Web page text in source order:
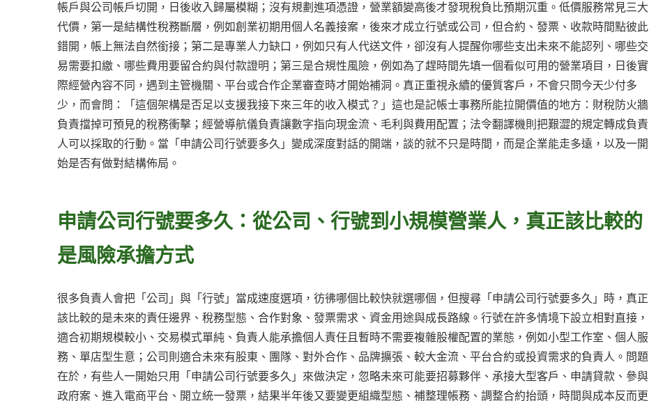
帳戶與公司帳戶切開，日後收入歸屬模糊；沒有規劃進項憑證，營業額變高後才發現稅負比預期沉重。低價服務常見三大
代價，第一是結構性稅務斷層，例如創業初期用個人名義接案，後來才成立行號或公司，但合約、發票、收款時間點彼此
錯開，帳上無法自然銜接；第二是專業人力缺口，例如只有人代送文件，卻沒有人提醒你哪些支出未來不能認列、哪些交
易需要扣繳、哪些費用要留合約與付款證明；第三是合規性風險，例如為了趕時間先填一個看似可用的營業項目，日後實
際經營內容不同，遇到主管機關、平台或合作企業審查時才開始補洞。真正重視永續的優質客戶，不會只問今天少付多
少，而會問：「這個架構是否足以支援我接下來三年的收入模式？」這也是記帳士事務所能拉開價值的地方：財稅防火牆
負責擋掉可預見的稅務衝擊；經營導航儀負責讓數字指向現金流、毛利與費用配置；法令翻譯機則把艱澀的規定轉成負責
人可以採取的行動。當「申請公司行號要多久」變成深度對話的開端，談的就不只是時間，而是企業能走多遠，以及一開
始是否有做對結構佈局。
申請公司行號要多久：從公司、行號到小規模營業人，真正該比較的
是風險承擔方式
很多負責人會把「公司」與「行號」當成速度選項，彷彿哪個比較快就選哪個，但搜尋「申請公司行號要多久」時，真正
該比較的是未來的責任邊界、稅務型態、合作對象、發票需求、資金用途與成長路線。行號在許多情境下設立相對直接，
適合初期規模較小、交易模式單純、負責人能承擔個人責任且暫時不需要複雜股權配置的業態，例如小型工作室、個人服
務、單店型生意；公司則適合未來有股東、團隊、對外合作、品牌擴張、較大金流、平台合約或投資需求的負責人。問題
在於，有些人一開始只用「申請公司行號要多久」來做決定，忽略未來可能要招募夥伴、承接大型客戶、申請貸款、參與
政府案、進入電商平台、開立統一發票，結果半年後又要變更組織型態、補整理帳務、調整合約抬頭，時間與成本反而更